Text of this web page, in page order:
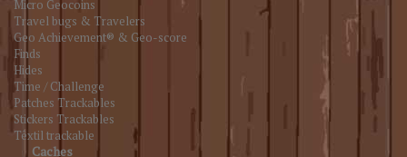
Micro Geocoins
Travel bugs & Travelers
Geo Achievement® & Geo-score
Finds
Hides
Time / Challenge
Patches Trackables
Stickers Trackables
Têxtil trackable
Caches